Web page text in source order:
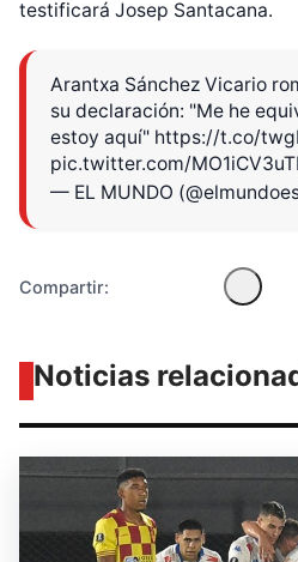
testificará Josep Santacana.
Arantxa Sánchez Vicario
su declaración: "Me he
estoy aquí" https://t.co/
pic.twitter.com/
— EL MUNDO
Compartir:
Noticias